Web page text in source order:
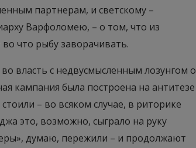
партнерам, и светскому –
Варфоломею, – о том, что из
что рыбу заворачивать.
власть с недвусмысленным лозунгом о
кампания была построена на антитезе
– во всяком случае, в риторике
это, возможно, сыграло на руку
думаю, пережили – и продолжают